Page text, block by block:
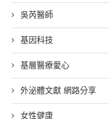
吳芮醫師
基因科技
基層醫療愛心
外泌體文獻 網路分享
女性健康